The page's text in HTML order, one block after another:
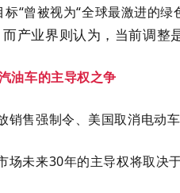
标“曾被视为“全球最激进的绿
产业界则认为，当前调整
油车的主导权之争
销售强制令、美国取消电动
场未来30年的主导权将取决